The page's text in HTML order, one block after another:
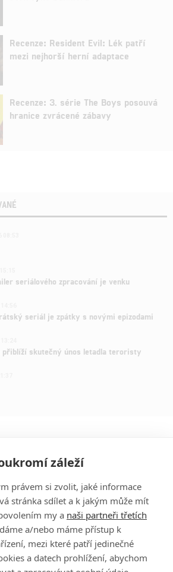
Recenze: Resident Evil: Lék patří
mezi nejhorší herní adaptace
Recenze: 3. série The Boys posouvá
hranice zvrácené zábavy
seriálového zpracování je venku
seriál je zpátky s novými epizodami
přiblíží skutečný únos letadla teroristy
PŘIHLÁSIT
REGISTROVAT
záleží
právem si zvolit, jaké informace
stránka sdílet a k jakým může mít
my a naši partneři třetích
a/nebo máme přístup k
mezi které patří jedinečné
a datech prohlížení, abychom